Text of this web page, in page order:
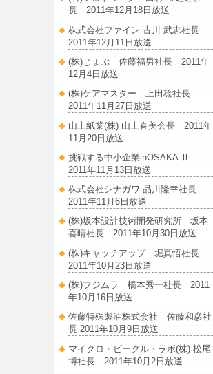
長 2011年12月18日放送
株式会社ファイン 古川 武志社長
2011年12月11日放送
(株)じょぶ 佐藤福男社長 2011年
12月4日放送
(株)ケアマスター 上田稔社長
2011年11月27日放送
山上紙業(株) 山上春美会長 2011年
11月20日放送
挑戦する中小企業inOSAKA Ⅱ
2011年11月13日放送
株式会社シナガワ 品川隆幸社長
2011年11月6日放送
(株)坂本設計技術開発研究所 坂本
喜晴社長 2011年10月30日放送
(株)キャッチアップ 堀真悟社長
2011年10月23日放送
(株)フジムラ 橋本秀一社長 2011
年10月16日放送
佐藤特殊製油株式会社 佐藤和彦社
長 2011年10月9日放送
マイクロ・ビークル・ラボ(株) 松尾
博社長 2011年10月2日放送